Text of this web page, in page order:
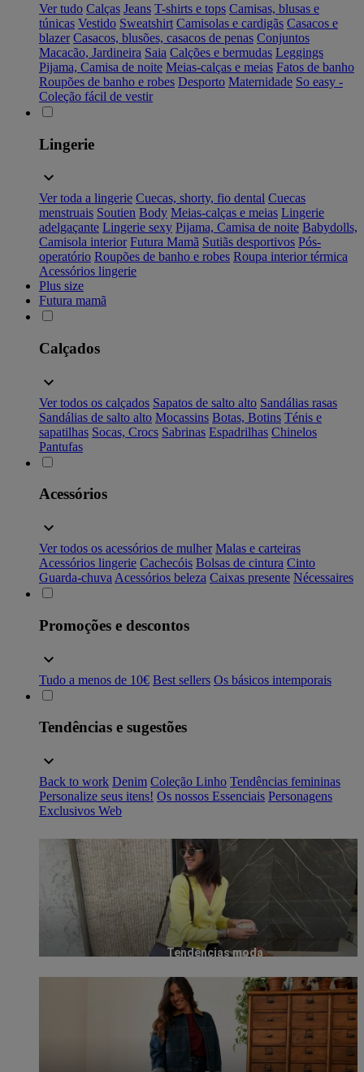
Ver tudo Calças Jeans T-shirts e tops Camisas, blusas e
túnicas Vestido Sweatshirt Camisolas e cardigãs Casacos e
blazer Casacos, blusões, casacos de penas Conjuntos
Macacão, Jardineira Saia Calções e bermudas Leggings
Pijama, Camisa de noite Meias-calças e meias Fatos de banho
Roupões de banho e robes Desporto Maternidade So easy -
Coleção fácil de vestir
Lingerie
Ver toda a lingerie Cuecas, shorty, fio dental Cuecas
menstruais Soutien Body Meias-calças e meias Lingerie
adelgaçante Lingerie sexy Pijama, Camisa de noite Babydolls,
Camisola interior Futura Mamã Sutiãs desportivos Pós-
operatório Roupões de banho e robes Roupa interior térmica
Acessórios lingerie
Plus size
Futura mamã
Calçados
Ver todos os calçados Sapatos de salto alto Sandálias rasas
Sandálias de salto alto Mocassins Botas, Botins Ténis e
sapatilhas Socas, Crocs Sabrinas Espadrilhas Chinelos
Pantufas
Acessórios
Ver todos os acessórios de mulher Malas e carteiras
Acessórios lingerie Cachecóis Bolsas de cintura Cinto
Guarda-chuva Acessórios beleza Caixas presente Nécessaires
Promoções e descontos
Tudo a menos de 10€ Best sellers Os básicos intemporais
Tendências e sugestões
Back to work Denim Coleção Linho Tendências femininas
Personalize seus itens! Os nossos Essenciais Personagens
Exclusivos Web
Tendências moda